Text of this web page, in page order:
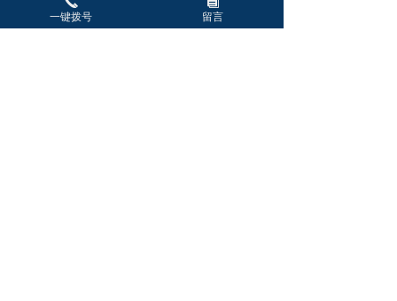
速器单独变频调速，主电机采用7.5 kW调
一键拨号
留言